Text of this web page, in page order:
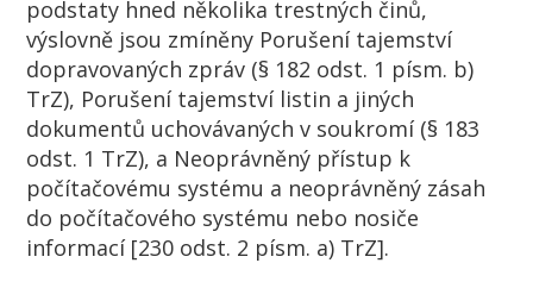
podstaty hned několika trestných činů,
výslovně jsou zmíněny Porušení tajemství
dopravovaných zpráv (§ 182 odst. 1 písm. b)
TrZ), Porušení tajemství listin a jiných
dokumentů uchovávaných v soukromí (§ 183
odst. 1 TrZ), a Neoprávněný přístup k
počítačovému systému a neoprávněný zásah
do počítačového systému nebo nosiče
informací[230 odst. 2 písm. a) TrZ].